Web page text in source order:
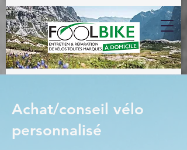
Achat/conseil vélo
personnalisé